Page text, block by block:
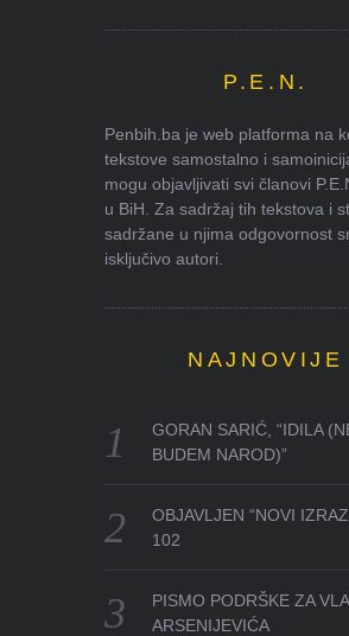
P.E.N.
Penbih.ba je web platforma na
tekstove samostalno i
mogu objavljivati svi članovi
u BiH. Za sadržaj tih tekstova i
sadržane u njima odgovornost
isključivo autori.
NAJNOVIJE
GORAN SARIĆ, “IDILA
BUDEM NAROD)”
OBJAVLJEN “NOVI
102
PISMO PODRŠKE ZA
ARSENIJEVIĆA